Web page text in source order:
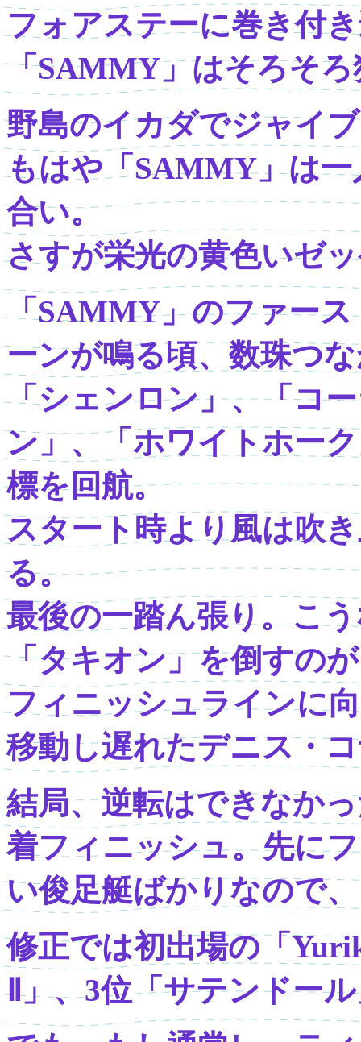
フォアステーに巻き付
「SAMMY」はそろそ
野島のイカダでジャイ
もはや「SAMMY」は
合い。
さすが栄光の黄色いゼ
「SAMMY」のファー
ーンが鳴る頃、数珠つ
「シェンロン」、「コ
ン」、「ホワイトホー
標を回航。
スタート時より風は吹
る。
最後の一踏ん張り。こ
「タキオン」を倒すの
フィニッシュラインに
移動し遅れたデニス・
結局、逆転はできなか
着フィニッシュ。先に
い俊足艇ばかりなので
修正では初出場の「
Ⅱ」、3位「サテンドー